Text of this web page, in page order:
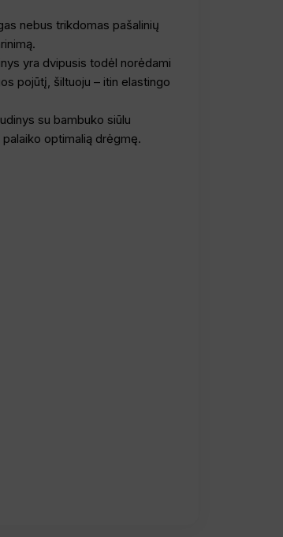
nebus trikdomas pašalinių
yra dvipusis todėl norėdami
pojūtį, šiltuoju – itin elastingo
su bambuko siūlu
optimalią drėgmę.